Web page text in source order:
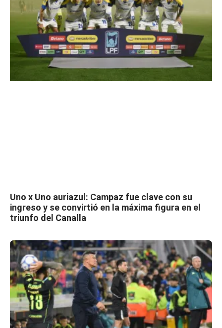
Uno x Uno auriazul: Campaz fue clave con su
ingreso y se convirtió en la máxima figura en el
triunfo del Canalla